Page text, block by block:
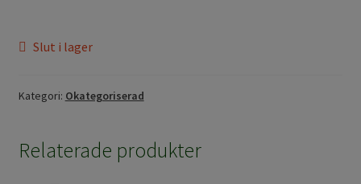
Slut i lager
Kategori: Okategoriserad
Relaterade produkter